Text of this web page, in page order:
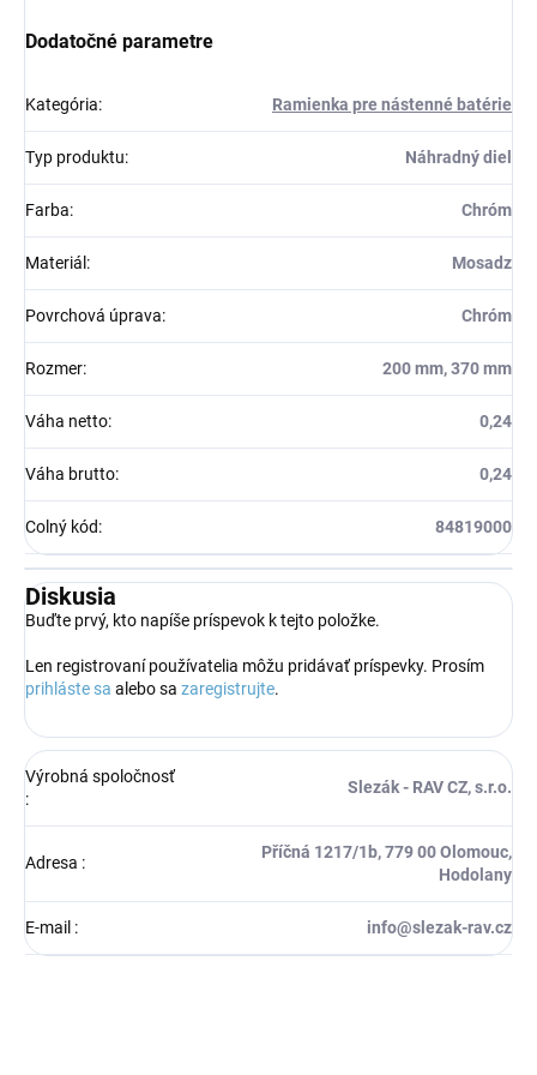
Dodatočné parametre
Kategória: Ramienka pre nástenné batérie
Typ produktu: Náhradný diel
Farba: Chróm
Materiál : Mosadz
Povrchová úprava: Chróm
Rozmer: 200 mm, 370 mm
Váha netto: 0,24
Váha brutto: 0,24
Colný kód: 84819000
Diskusia
Buďte prvý, kto napíše príspevok k tejto položke.
Len registrovaní používatelia môžu pridávať príspevky. Prosím
prihláste sa alebo sa zaregistrujte.
Výrobná spoločnosť
:
Slezák - RAV CZ, s.r.o.
Adresa :
Příčná 1217/1b, 779 00 Olomouc,
Hodolany
E-mail : info@slezak-rav.cz